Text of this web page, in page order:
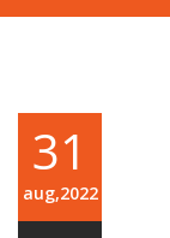
31
aug,2022